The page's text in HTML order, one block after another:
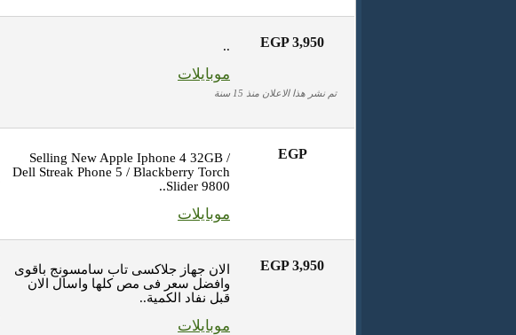
EGP 3,950
..
موبايلات
تم نشر هذا الاعلان منذ 15 سنة
EGP
Selling New Apple Iphone 4 32GB /
Dell Streak Phone 5 / Blackberry Torch
Slider 9800..
موبايلات
EGP 3,950
الان جهاز جلاكسى تاب سامسونج باقوى
وافضل سعر فى مص كلها واسال الان
قبل نفاد الكمية..
موبايلات